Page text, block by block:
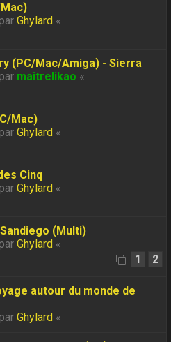
Ghylard «
(PC/Mac/Amiga) - Sierra
maitrelikao «
Mac)
Ghylard «
Cinq
Ghylard «
(Multi)
Ghylard «
1 2
autour du monde de
Ghylard «